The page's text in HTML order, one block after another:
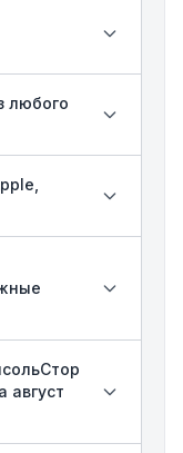
любого
август